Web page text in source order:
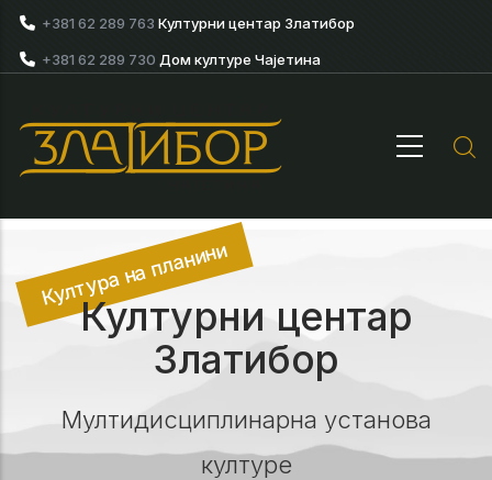
Skip to main content
+381 62 289 763 Културни центар Златибор
+381 62 289 730 Дом културе Чајетина
Култура на планини
Културни центар
Златибор
Мултидисциплинарна установа
културе